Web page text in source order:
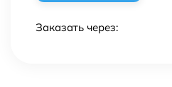
Заказать через: